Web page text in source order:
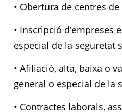
• Obertura de centres
• Inscripció d’empreses
especial de la seguretat
• Afiliació, alta, baixa o
general o especial de la
• Contractes laborals,